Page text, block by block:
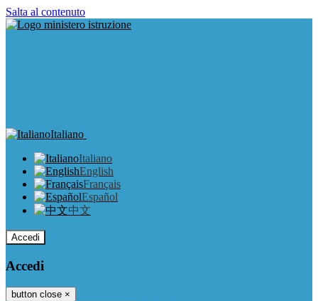
Salta al contenuto
Italiano
Italiano
English
Français
Español
中文
Accedi
Accedi
button close ×